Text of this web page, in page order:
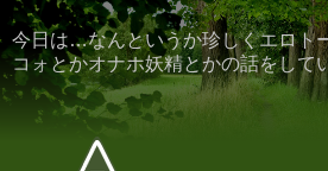
今日は…なんというか珍しくエロト
コォとかオナホ妖精とかの話をして